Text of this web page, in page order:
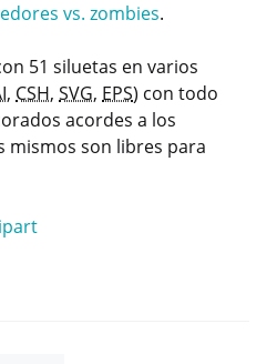
vs. zombies.
51 siluetas en varios
, CSH, SVG, EPS) con todo
acordes a los
mismos son libres para